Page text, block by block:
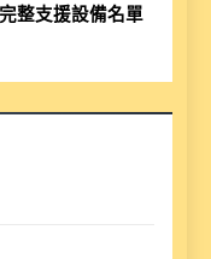
整支援設備名單